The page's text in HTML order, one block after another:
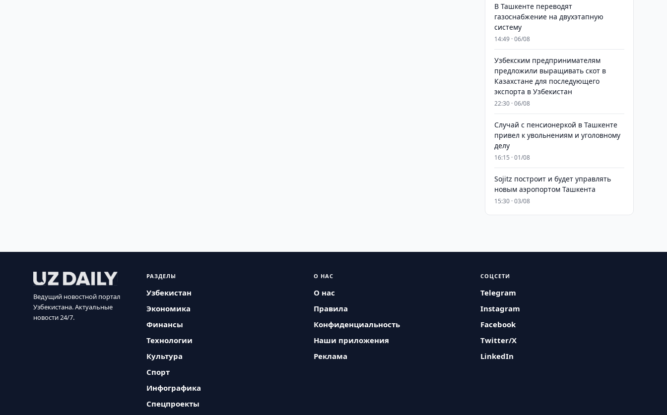
В Ташкенте переводят
газоснабжение на двухэтапную
систему
14:49 · 06/08
Узбекским предпринимателям
предложили выращивать скот в
Казахстане для последующего
экспорта в Узбекистан
22:30 · 06/08
Случай с пенсионеркой в Ташкенте
привел к увольнениям и уголовному
делу
16:15 · 01/08
Sojitz построит и будет управлять
новым аэропортом Ташкента
15:30 · 03/08
Ведущий новостной портал
Узбекистана. Актуальные
новости 24/7.
РАЗДЕЛЫ
Узбекистан
Экономика
Финансы
Технологии
Культура
Спорт
Инфографика
Спецпроекты
О НАС
О нас
Правила
Конфиденциальность
Наши приложения
Реклама
СОЦСЕТИ
Telegram
Instagram
Facebook
Twitter/X
LinkedIn